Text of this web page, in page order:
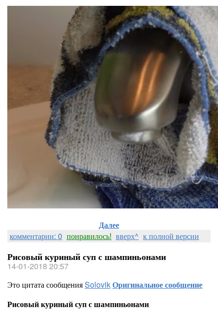
Далее
комментарии: 0 понравилось! вверх^ к полной версии
Рисовый куриный суп с шампиньонами
14-01-2018 20:57
Это цитата сообщенияSolovikОригинальное сообщение
Рисовый куриный суп с шампиньонами